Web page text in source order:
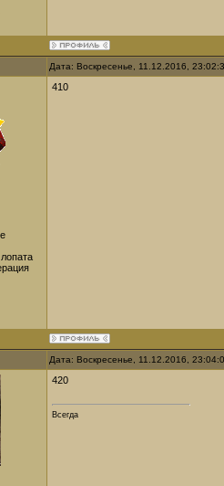
Дата: Воскресенье, 11.12.2016,
410
Дата: Воскресенье, 11.12.2016,
420
Всегда